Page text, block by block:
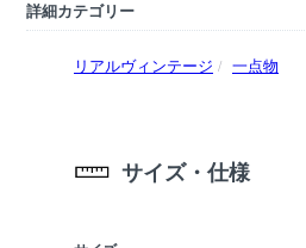
詳細カテゴリー
リアルヴィンテージ 一点物
サイズ・仕様